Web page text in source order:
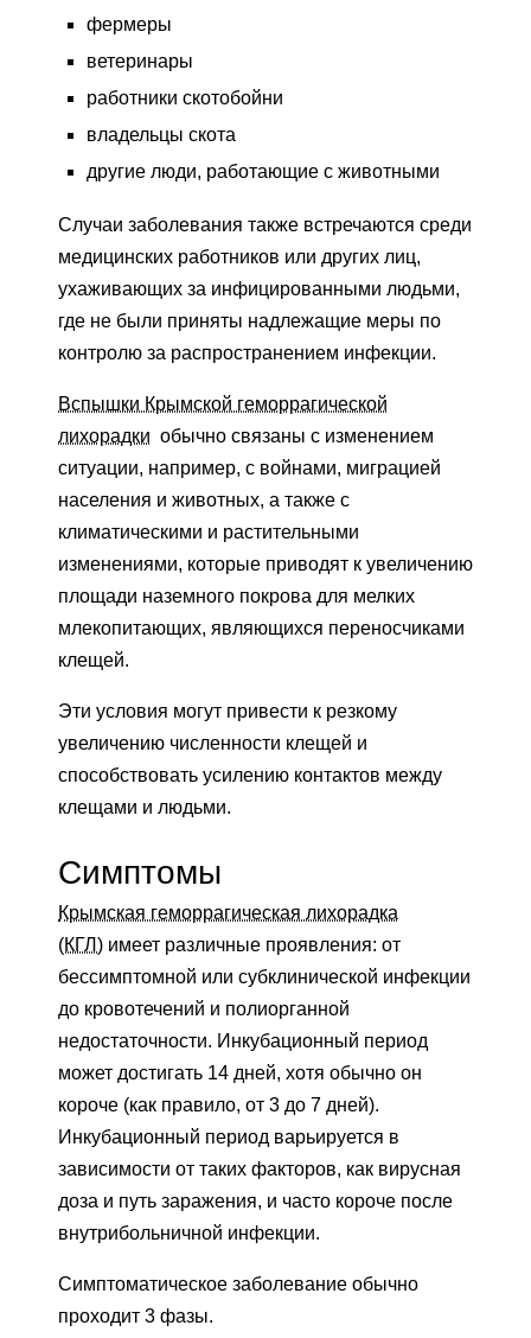
фермеры
ветеринары
работники скотобойни
владельцы скота
другие люди, работающие с животными
Случаи заболевания также встречаются среди
медицинских работников или других лиц,
ухаживающих за инфицированными людьми,
где не были приняты надлежащие меры по
контролю за распространением инфекции.
Вспышки Крымской геморрагической
лихорадки обычно связаны с изменением
ситуации, например, с войнами, миграцией
населения и животных, а также с
климатическими и растительными
изменениями, которые приводят к увеличению
площади наземного покрова для мелких
млекопитающих, являющихся переносчиками
клещей.
Эти условия могут привести к резкому
увеличению численности клещей и
способствовать усилению контактов между
клещами и людьми.
Симптомы
Крымская геморрагическая лихорадка
(КГЛ) имеет различные проявления: от
бессимптомной или субклинической инфекции
до кровотечений и полиорганной
недостаточности. Инкубационный период
может достигать 14 дней, хотя обычно он
короче (как правило, от 3 до 7 дней).
Инкубационный период варьируется в
зависимости от таких факторов, как вирусная
доза и путь заражения, и часто короче после
внутрибольничной инфекции.
Симптоматическое заболевание обычно
проходит 3 фазы.